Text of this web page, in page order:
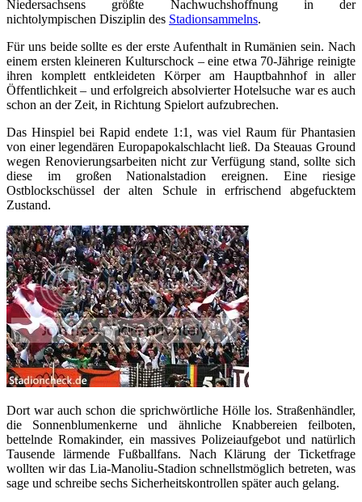
Niedersachsens größte Nachwuchshoffnung in der
nichtolympischen Disziplin des Stadionsammelns.
Für uns beide sollte es der erste Aufenthalt in Rumänien sein. Nach
einem ersten kleineren Kulturschock – eine etwa 70-Jährige reinigte
ihren komplett entkleideten Körper am Hauptbahnhof in aller
Öffentlichkeit – und erfolgreich absolvierter Hotelsuche war es auch
schon an der Zeit, in Richtung Spielort aufzubrechen.
Das Hinspiel bei Rapid endete 1:1, was viel Raum für Phantasien
von einer legendären Europapokalschlacht ließ. Da Steauas Ground
wegen Renovierungsarbeiten nicht zur Verfügung stand, sollte sich
diese im großen Nationalstadion ereignen. Eine riesige
Ostblockschüssel der alten Schule in erfrischend abgefucktem
Zustand.
Dort war auch schon die sprichwörtliche Hölle los. Straßenhändler,
die Sonnenblumenkerne und ähnliche Knabbereien feilboten,
bettelnde Romakinder, ein massives Polizeiaufgebot und natürlich
Tausende lärmende Fußballfans. Nach Klärung der Ticketfrage
wollten wir das Lia-Manoliu-Stadion schnellstmöglich betreten, was
sage und schreibe sechs Sicherheitskontrollen später auch gelang.